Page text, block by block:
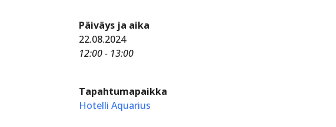
Päiväys ja aika
22.08.2024
12:00 - 13:00
Tapahtumapaikka
Hotelli Aquarius